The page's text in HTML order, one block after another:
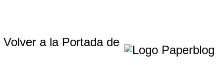
Volver a la Portada de